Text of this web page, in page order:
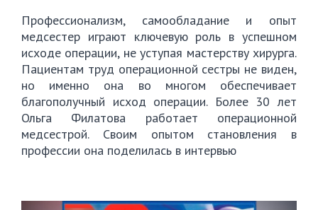
Профессионализм, самообладание и опыт
медсестер играют ключевую роль в успешном
исходе операции, не уступая мастерству хирурга.
Пациентам труд операционной сестры не виден,
но именно она во многом обеспечивает
благополучный исход операции. Более 30 лет
Ольга Филатова работает операционной
медсестрой. Своим опытом становления в
профессии она поделилась в интервью